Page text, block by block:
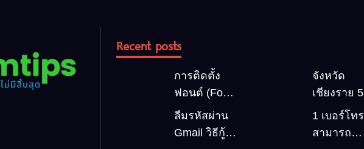
Recent posts
การติดตั้ง
ฟอนต์ (Font)
ลงบน
Windows10
จังหวัด
เชียงราย 5
สถานที่ท่อง
เที่ยวต้องไป
ลืมรหัสผ่าน
Gmail วิธีกู้
1 เบอร์โทร
สามารถ